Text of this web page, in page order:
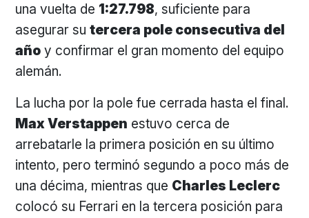
una vuelta de 1:27.798, suficiente para
asegurar sutercera pole consecutiva del
año y confirmar el gran momento del equipo
alemán.
La lucha por la pole fue cerrada hasta el final.
Max Verstappen estuvo cerca de
arrebatarle la primera posición en su último
intento, pero terminó segundo a poco más de
una décima, mientras que Charles Leclerc
colocó su Ferrari en la tercera posición para